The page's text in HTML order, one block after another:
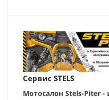
Сервис STELS
Мотосалон Stels-Piter